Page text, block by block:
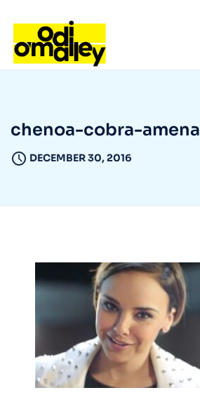
chenoa-cobra-amena
DECEMBER 30, 2016